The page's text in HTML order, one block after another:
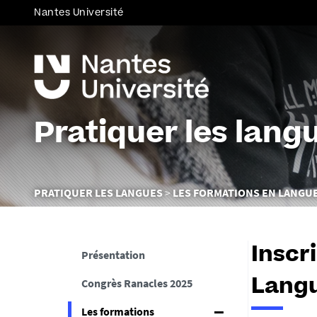
Nantes Université
Pratiquer les
Vous
êtes
PRATIQUER LES LANGUES LES FORMATIONS EN
Présentation
Congrès Ranacles 2025
Les formations